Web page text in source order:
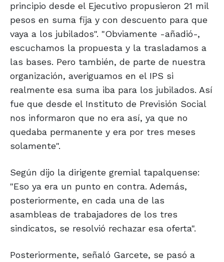
principio desde el Ejecutivo propusieron 21 mil
pesos en suma fija y con descuento para que
vaya a los jubilados". "Obviamente -añadió-,
escuchamos la propuesta y la trasladamos a
las bases. Pero también, de parte de nuestra
organización, averiguamos en el IPS si
realmente esa suma iba para los jubilados. Así
fue que desde el Instituto de Previsión Social
nos informaron que no era así, ya que no
quedaba permanente y era por tres meses
solamente".
Según dijo la dirigente gremial tapalquense:
"Eso ya era un punto en contra. Además,
posteriormente, en cada una de las
asambleas de trabajadores de los tres
sindicatos, se resolvió rechazar esa oferta".
Posteriormente, señaló Garcete, se pasó a